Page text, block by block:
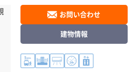
お問い合わせ
建物情報